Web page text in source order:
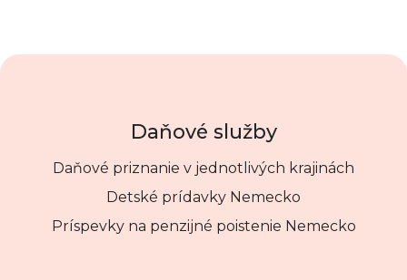
Daňové služby
Daňové priznanie v jednotlivých krajinách
Detské prídavky Nemecko
Príspevky na penzijné poistenie Nemecko